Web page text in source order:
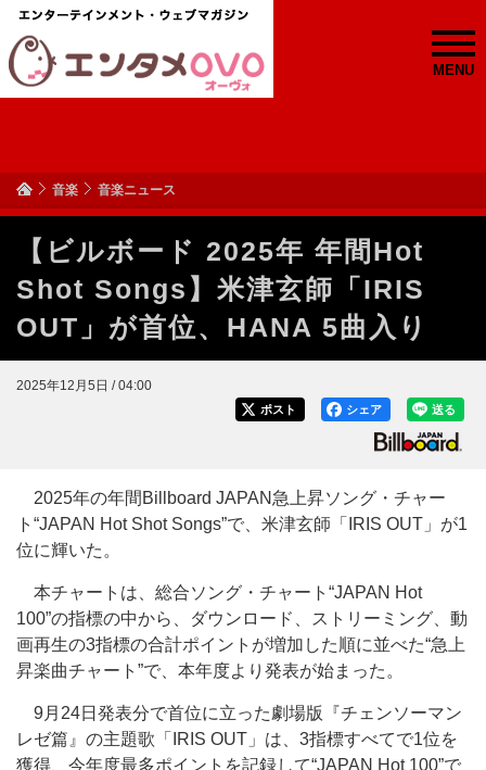
MENU
音楽 音楽ニュース
【ビルボード 2025年 年間Hot
Shot Songs】米津玄師「IRIS
OUT」が首位、HANA 5曲入り
2025年12月5日 / 04:00
送る
シェア
ポスト
2025年の年間Billboard JAPAN急上昇ソング・チャー
ト“JAPAN Hot Shot Songs”で、米津玄師「IRIS OUT」が1
位に輝いた。
本チャートは、総合ソング・チャート“JAPAN Hot
100”の指標の中から、ダウンロード、ストリーミング、動
画再生の3指標の合計ポイントが増加した順に並べた“急上
昇楽曲チャート”で、本年度より発表が始まった。
9月24日発表分で首位に立った劇場版『チェンソーマン
レゼ篇』の主題歌「IRIS OUT」は、3指標すべてで1位を
獲得、今年度最多ポイントを記録して“JAPAN Hot 100”で